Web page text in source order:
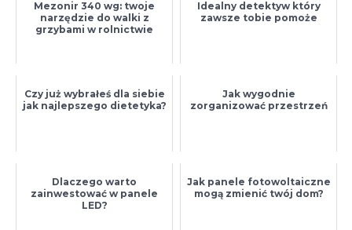
Mezonir 340 wg: twoje
narzędzie do walki z
grzybami w rolnictwie
Idealny detektyw który
zawsze tobie pomoże
Czy już wybrałeś dla siebie
jak najlepszego dietetyka?
Jak wygodnie
zorganizować przestrzeń
Dlaczego warto
zainwestować w panele
LED?
Jak panele fotowoltaiczne
mogą zmienić twój dom?